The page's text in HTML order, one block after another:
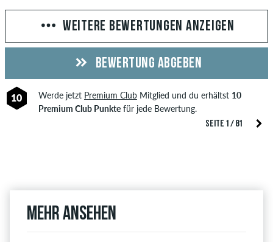
SEITE 1 / 81
WEITERE BEWERTUNGEN ANZEIGEN
BEWERTUNG ABGEBEN
10 Werde jetzt Premium ClubMitglied und du erhältst 10
Premium Club Punktefür jede Bewertung.
Mehr ansehen